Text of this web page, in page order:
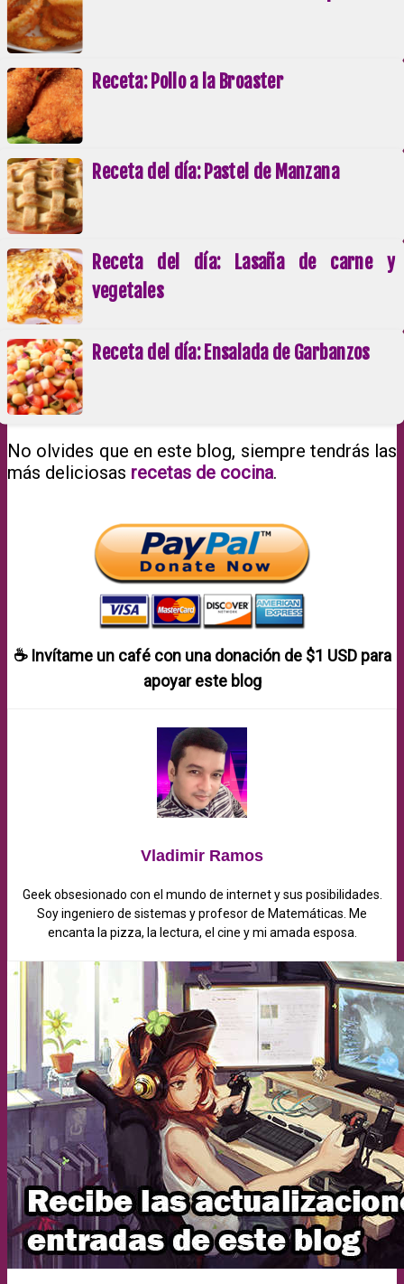
Receta: Pollo a la Broaster
Receta del día: Pastel de Manzana
Receta del día: Lasaña de carne y
vegetales
Receta del día: Ensalada de Garbanzos
No olvides que en este blog, siempre tendrás las
más deliciosas recetas de cocina.
☕ Invítame un café con una donación de $1 USDpara
apoyar este blog
Vladimir Ramos
Geek obsesionado con el mundo de internet y sus posibilidades.
Soy ingeniero de sistemas y profesor de Matemáticas. Me
encanta la pizza, la lectura, el cine y mi amada esposa.